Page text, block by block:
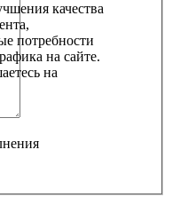
качества
потребности
на сайте.
на